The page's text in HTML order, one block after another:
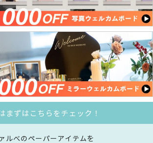
まずはこちらをチェック！
ルべのペーパーアイテムを